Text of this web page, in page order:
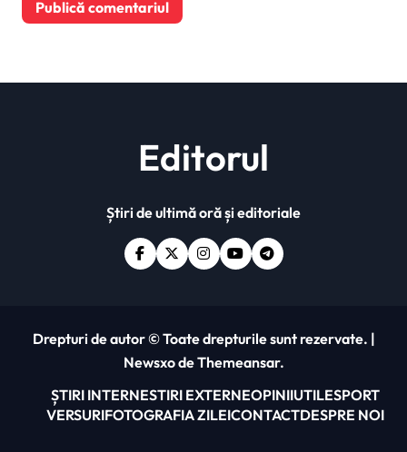
Editorul
Știri de ultimă oră și editoriale
Drepturi de autor © Toate drepturile sunt rezervate. |
NewsxodeThemeansar.
ȘTIRI INTERNESTIRI EXTERNEOPINIIUTILESPORT
VERSURIFOTOGRAFIA ZILEICONTACTDESPRE NOI